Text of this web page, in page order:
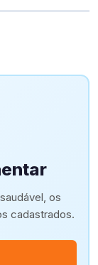
os
cadastrados.